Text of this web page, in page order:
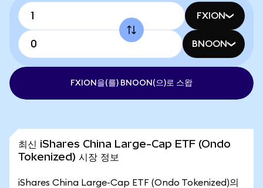
FXION
BNOON
FXION을(를) BNOON(으)로 스왑
최신 iShares China Large-Cap ETF (Ondo
Tokenized) 시장 정보
iShares China Large-Cap ETF (Ondo Tokenized)의